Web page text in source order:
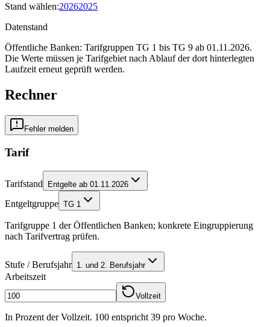
Stand wählen:20262025
Datenstand
Öffentliche Banken: Tarifgruppen TG 1 bis TG 9 ab 01.11.2026.
Die Werte müssen je Tarifgebiet nach Ablauf der dort hinterlegten
Laufzeit erneut geprüft werden.
Rechner
Fehler melden
Tarif
Tarifstand Entgelte ab 01.11.2026
Entgeltgruppe TG 1
Tarifgruppe 1 der Öffentlichen Banken; konkrete Eingruppierung
nach Tarifvertrag prüfen.
Stufe / Berufsjahr 1. und 2. Berufsjahr
Arbeitszeit
Vollzeit
In Prozent der Vollzeit. 100 entspricht 39 pro Woche.